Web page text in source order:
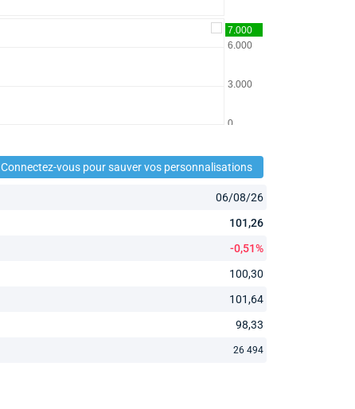
Connectez-vous pour sauver vos personnalisations
06/08/26
101,26
-0,51%
100,30
101,64
98,33
26 494